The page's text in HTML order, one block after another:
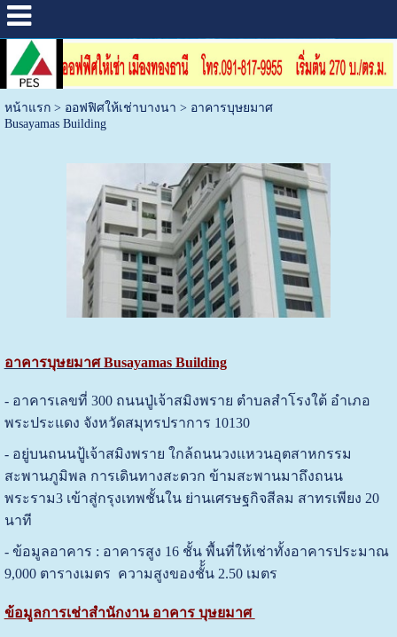
หน้าแรก> ออฟฟิศให้เช่าบางนา > อาคารบุษยมาศ
Busayamas Building
อาคารบุษยมาศ Busayamas Building
- อาคารเลขที่ 300 ถนนปู่เจ้าสมิงพราย ตำบลสำโรงใต้ อำเภอ
พระประแดง จังหวัดสมุทรปราการ 10130
- อยู่บนถนนปู้เจ้าสมิงพราย ใกล้ถนนวงแหวนอุตสาหกรรม
สะพานภูมิพล การเดินทางสะดวก ข้ามสะพานมาถึงถนน
พระราม3 เข้าสู่กรุงเทพชั้นใน ย่านเศรษฐกิจสีลม สาทรเพียง 20
นาที
- ข้อมูลอาคาร : อาคารสูง 16 ชั้น พื้นที่ให้เช่าทั้งอาคารประมาณ
9,000 ตารางเมตร ความสูงของชั้้น 2.50 เมตร
ข้อมูลการเช่าสำนักงาน อาคาร บุษยมาศ